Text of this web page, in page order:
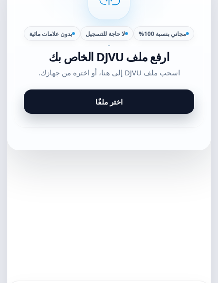
مجاني بنسبة 100% لا حاجة للتسجيل بدون علامات مائية
ارفع ملف DJVU الخاص بك
اسحب ملف DJVU إلى هنا، أو اختره من جهازك.
اختر ملفًا